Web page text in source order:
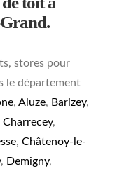
stores pour
le département
, Aluze, Barizey,
Charrecey,
, Châtenoy-le-
, Demigny,